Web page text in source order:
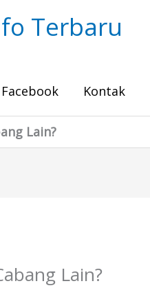
Terbaru
Facebook Kontak
Lain?
Lain?